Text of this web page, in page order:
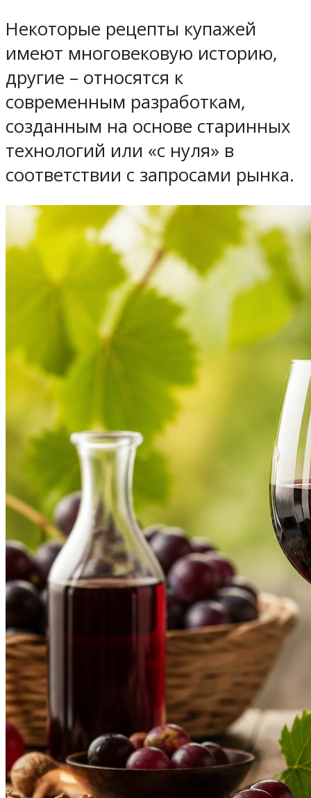
Некоторые рецепты купажей
имеют многовековую историю,
другие – относятся к
современным разработкам,
созданным на основе старинных
технологий или «с нуля» в
соответствии с запросами рынка.